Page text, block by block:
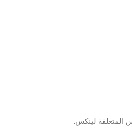
المتعلقة لينكس.